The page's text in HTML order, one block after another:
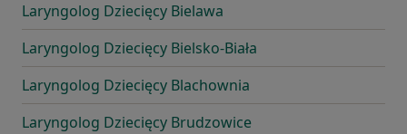
Laryngolog Dziecięcy Bielawa
Laryngolog Dziecięcy Bielsko-Biała
Laryngolog Dziecięcy Blachownia
Laryngolog Dziecięcy Brudzowice